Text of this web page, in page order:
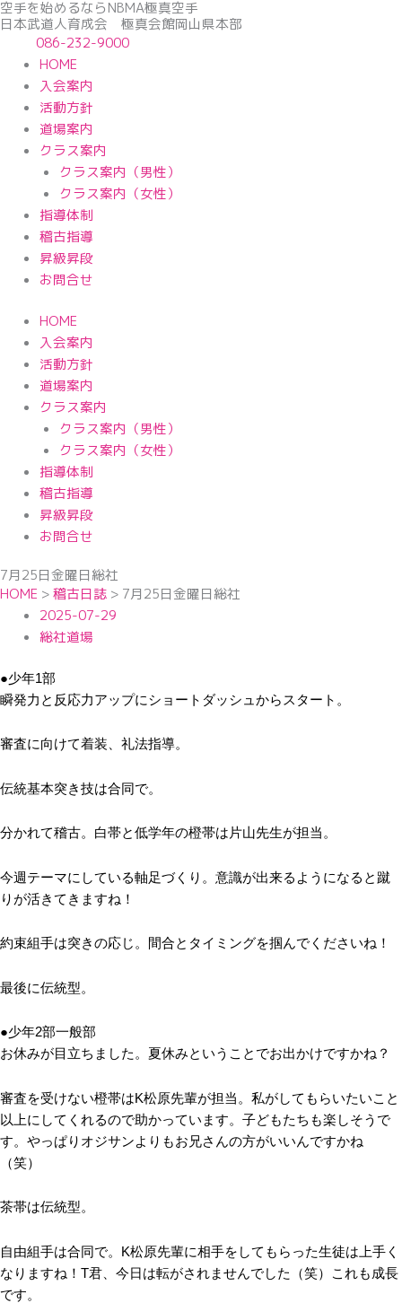
内
容
空手を始めるならNBМA極真空手
日本武道人育成会 極真会館岡山県本部
086-232-9000
HOME
入会案内
活動方針
道場案内
クラス案内
クラス案内（男性）
クラス案内（女性）
指導体制
稽古指導
昇級昇段
お問合せ
HOME
入会案内
活動方針
道場案内
クラス案内
クラス案内（男性）
クラス案内（女性）
指導体制
稽古指導
昇級昇段
お問合せ
7月25日金曜日総社
HOME >稽古日誌 > 7月25日金曜日総社
2025-07-29
総社道場
●少年1部
瞬発力と反応力アップにショートダッシュからスタート。
審査に向けて着装、礼法指導。
伝統基本突き技は合同で。
分かれて稽古。白帯と低学年の橙帯は片山先生が担当。
今週テーマにしている軸足づくり。意識が出来るようになると蹴
りが活きてきますね！
約束組手は突きの応じ。間合とタイミングを掴んでくださいね！
最後に伝統型。
●少年2部一般部
お休みが目立ちました。夏休みということでお出かけですかね？
審査を受けない橙帯はK松原先輩が担当。私がしてもらいたいこと
以上にしてくれるので助かっています。子どもたちも楽しそうで
す。やっぱりオジサンよりもお兄さんの方がいいんですかね
（笑）
茶帯は伝統型。
自由組手は合同で。K松原先輩に相手をしてもらった生徒は上手く
なりますね！T君、今日は転がされませんでした（笑）これも成長
です。